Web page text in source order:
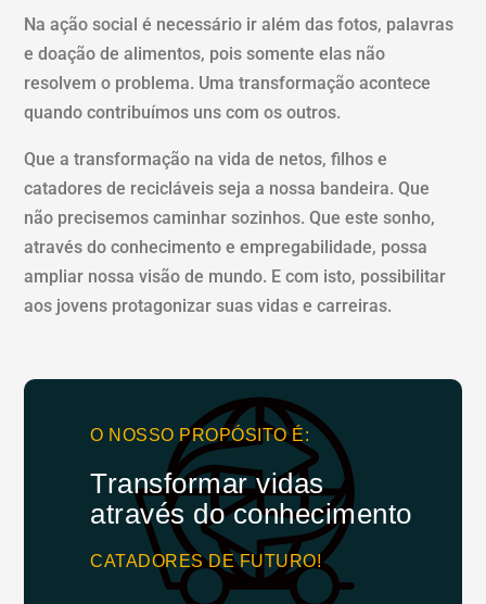
Na ação social é necessário ir além das fotos, palavras
e doação de alimentos, pois somente elas não
resolvem o problema. Uma transformação acontece
quando contribuímos uns com os outros.
Que a transformação na vida de netos, filhos e
catadores de recicláveis seja a nossa bandeira. Que
não precisemos caminhar sozinhos. Que este sonho,
através do conhecimento e empregabilidade, possa
ampliar nossa visão de mundo. E com isto, possibilitar
aos jovens protagonizar suas vidas e carreiras.
O NOSSO PROPÓSITO É:
Transformar vidas
através do conhecimento
CATADORES DE FUTURO!